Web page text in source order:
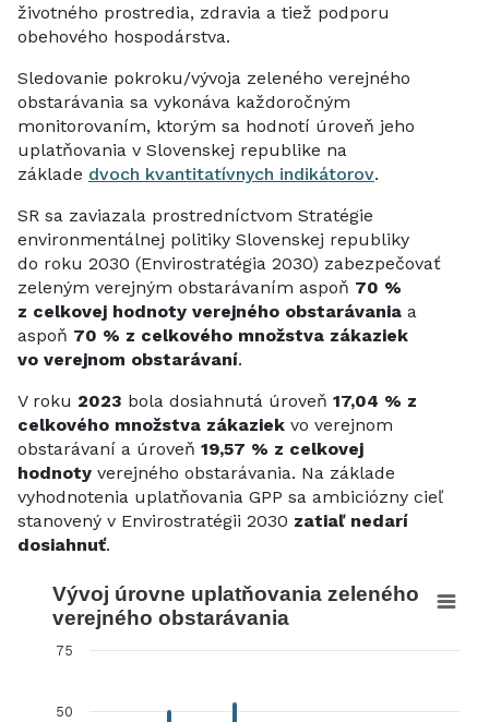
životného prostredia, zdravia a tiež podporu
obehového hospodárstva.
Sledovanie pokroku/vývoja zeleného verejného
obstarávania sa vykonáva každoročným
monitorovaním, ktorým sa hodnotí úroveň jeho
uplatňovania v Slovenskej republike na
základe dvoch kvantitatívnych indikátorov.
SR sa zaviazala prostredníctvom Stratégie
environmentálnej politiky Slovenskej republiky
do roku 2030 (Envirostratégia 2030) zabezpečovať
zeleným verejným obstarávaním aspoň 70 %
z celkovej hodnoty verejného obstarávania a
aspoň 70 % z celkového množstva zákaziek
vo verejnom obstarávaní.
V roku 2023 bola dosiahnutá úroveň 17,04 % z
celkového množstva zákaziek vo verejnom
obstarávaní a úroveň 19,57 % z celkovej
hodnoty verejného obstarávania. Na základe
vyhodnotenia uplatňovania GPP sa ambiciózny cieľ
stanovený v Envirostratégii 2030 zatiaľ nedarí
dosiahnuť.
Vývoj úrovne uplatňovania zeleného
Bar chart with 2 data series.
Poznámka: Indikátor 1: % GPP z celkového verejného
The chart has 1 X axis displaying categories.
50
75
Vývoj úrovne uplatňovania zeleného
verejného obstarávania